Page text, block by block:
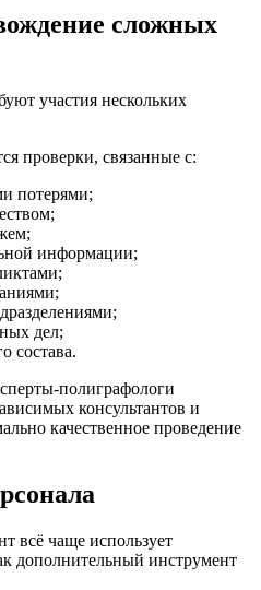
сложных
участия нескольких
проверки, связанные с:
потерями;
информации;
дел;
состава.
полиграфологи
консультантов и
качественное проведение
всё чаще использует
дополнительный инструмент